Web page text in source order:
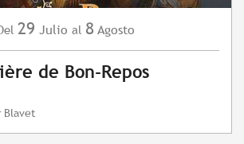
29 Julio al 8 Agosto
de Bon-Repos
Blavet